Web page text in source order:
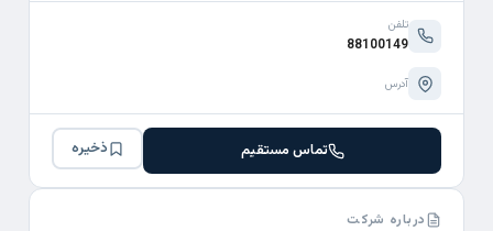
تلفن
88100149
آدرس
تماس مستقیم ذخیره
درباره شرکت